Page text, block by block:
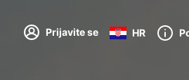
Prijavite se HR